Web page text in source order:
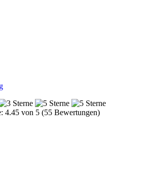
4.45 von 5 (55 Bewertungen)